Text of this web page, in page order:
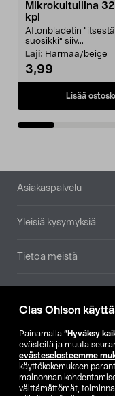
Clas Ohlson
Painamalla ”Hyväksy
evästeitä ja muuta
evästeselosteemme
käyttökokemuksen
mainonnan
välttämättömät,
Mikrokuituliina
kpl
Aftonbladetin
suosikki" siiv...
Laji: Harmaa/beige
3,99
Lisää
Alatunniste
Asiakaspalvelu
Yleisiä kysymyksiä
Tietoa meistä